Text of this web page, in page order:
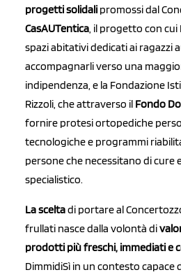
progetti solidali promossi dal
CasAUTentica , il progetto con
spazi abitativi dedicati ai ragazzi
accompagnarli verso una
indipendenza, e la Fondazione
Rizzoli, che attraverso il Fondo
fornire protesi ortopediche
tecnologiche e programmi
persone che necessitano di cure
specialistico.
La sceltadi portare al
frullati nasce dalla volontà di
prodotti più freschi, immediati e
DimmidiSì in un contesto capace